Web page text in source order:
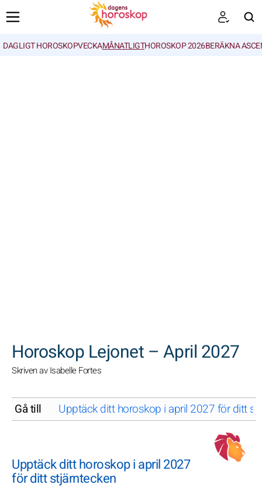
DAGLIGT HOROSKOPVECKAMÅNATLIGTHOROSKOP 2026BERÄKNA
Horoskop Lejonet – April 2027
Skriven av Isabelle Fortes
Gå till Upptäck ditt horoskop i april 2027 för ditt
Upptäck ditt horoskop i april 2027
för ditt stjärntecken